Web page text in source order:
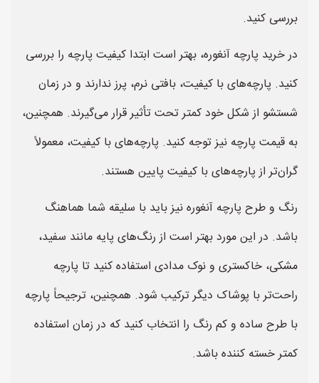
بررسی کنید.
در خرید پارچه آنغوره، بهتر است ابتدا کیفیت پارچه را بررسی
کنید. پارچه‌های با کیفیت، بافتی نرم، پرز ندارند و در زمان
شستشو از شکل خود کمتر تحت تأثیر قرار می‌گیرند. همچنین،
به قیمت پارچه نیز توجه کنید. پارچه‌های با کیفیت، معمولاً
گران‌تر از پارچه‌های با کیفیت پایین هستند.
رنگ و طرح پارچه آنغوره نیز باید با سلیقه شما هماهنگ
باشد. در این مورد بهتر است از رنگ‌های پایه مانند سفید،
مشکی، خاکستری و نوک مدادی استفاده کنید تا پارچه
راحت‌تر با پوشاک دیگر ترکیب شود. همچنین، ترجیحاً پارچه
با طرح ساده و کم رنگ را انتخاب کنید که در زمان استفاده
کمتر خسته کننده باشد.